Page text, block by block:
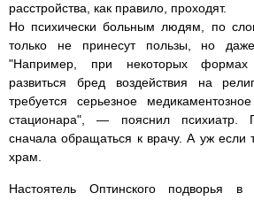
расстройства, как правило, проходят.
Но психически больным людям, по
только не принесут пользы, но
"Например, при некоторых
развиться бред воздействия на
требуется серьезное
стационара", — пояснил психиатр.
сначала обращаться к врачу. А уж
храм.
Настоятель Оптинского подворья в